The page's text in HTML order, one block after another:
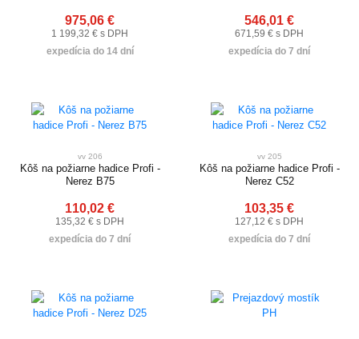
975,06 €
1 199,32 € s DPH
expedícia do 14 dní
546,01 €
671,59 € s DPH
expedícia do 7 dní
vv 206
Kôš na požiarne hadice Profi -
Nerez B75
110,02 €
135,32 € s DPH
expedícia do 7 dní
vv 205
Kôš na požiarne hadice Profi -
Nerez C52
103,35 €
127,12 € s DPH
expedícia do 7 dní